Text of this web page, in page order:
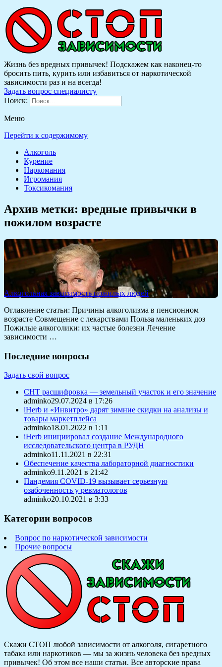
Жизнь без вредных привычек! Подскажем как наконец-то
бросить пить, курить или избавиться от наркотической
зависимости раз и на всегда!
Задать вопрос специалисту
Поиск:
Меню
Перейти к содержимому
Алкоголь
Курение
Наркомания
Игромания
Токсикомания
Архив метки: вредные привычки в
пожилом возрасте
Алкогольная зависимость пожилых людей
Оглавление статьи: Причины алкоголизма в пенсионном
возрасте Совмещение с лекарствами Польза маленьких доз
Пожилые алкоголики: их частые болезни Лечение
зависимости …
Последние вопросы
Задать свой вопрос
СНТ расшифровка — земельный участок и его значение
adminko29.07.2024 в 17:26
iHerb и «Инвитро» дарят зимние скидки на анализы и
товары маркетплейса
adminko18.01.2022 в 1:11
iHerb инициировал создание Международного
исследовательского центра в РУДН
adminko11.11.2021 в 22:31
Обеспечение качества лабораторной диагностики
adminko9.11.2021 в 21:42
Пандемия COVID-19 вызывает серьезную
озабоченность у ревматологов
adminko20.10.2021 в 3:33
Категории вопросов
Вопрос по наркотической зависимости
Прочие вопросы
Скажи СТОП любой зависимости от алкоголя, сигаретного
табака или наркотиков — мы за жизнь человека без вредных
привычек! Об этом все наши статьи. Все авторские права